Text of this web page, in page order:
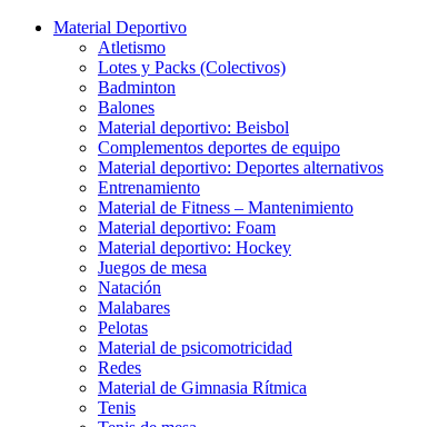
Material Deportivo
Atletismo
Lotes y Packs (Colectivos)
Badminton
Balones
Material deportivo: Beisbol
Complementos deportes de equipo
Material deportivo: Deportes alternativos
Entrenamiento
Material de Fitness – Mantenimiento
Material deportivo: Foam
Material deportivo: Hockey
Juegos de mesa
Natación
Malabares
Pelotas
Material de psicomotricidad
Redes
Material de Gimnasia Rítmica
Tenis